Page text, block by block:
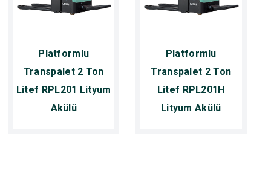
Platformlu
Transpalet 2 Ton
Litef RPL201 Lityum
Akülü
Platformlu
Transpalet 2 Ton
Litef RPL201H
Lityum Akülü